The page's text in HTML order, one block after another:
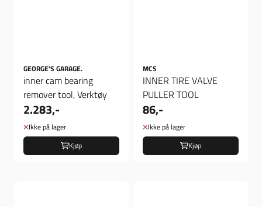
GEORGE'S GARAGE.
inner cam bearing
remover tool, Verktøy
2.283,-
Ikke på lager
Kjøp
MCS
INNER TIRE VALVE
PULLER TOOL
86,-
Ikke på lager
Kjøp